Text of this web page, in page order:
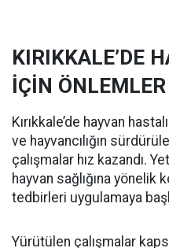
KIRIKKALE’DE
İÇİN
Kırıkkale’de hayvan
ve hayvancılığın
çalışmalar hız kazandı.
hayvan sağlığına yönelik
tedbirleri uygulamaya
Yürütülen çalışmalar